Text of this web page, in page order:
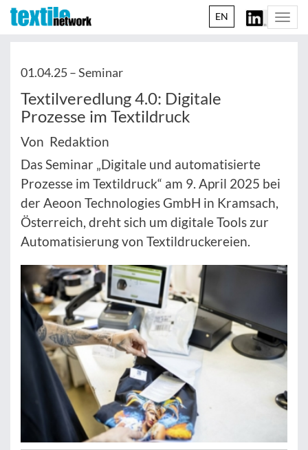
EN
01.04.25 –Seminar
Textilveredlung 4.0: Digitale
Prozesse im Textildruck
Von Redaktion
Das Seminar „Digitale und automatisierte
Prozesse im Textildruck“ am 9. April 2025 bei
der Aeoon Technologies GmbH in Kramsach,
Österreich, dreht sich um digitale Tools zur
Automatisierung von Textildruckereien.